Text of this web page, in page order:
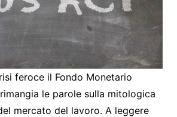
feroce il Fondo Monetario
le parole sulla mitologica
mercato del lavoro. A leggere